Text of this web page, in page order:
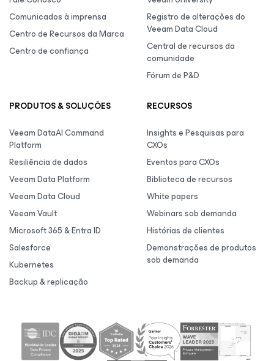
Comunicados à imprensa
Centro de Recursos da Marca
Centro de confiança
Registro de alterações do
Veeam Data Cloud
Central de recursos da
comunidade
Fórum de P&D
PRODUTOS & SOLUÇÕES
Veeam DataAI Command
Platform
Resiliência de dados
Veeam Data Platform
Veeam Data Cloud
Veeam Vault
Microsoft 365 & Entra ID
Salesforce
Kubernetes
Backup & replicação
RECURSOS
Insights e Pesquisas para
CXOs
Eventos para CXOs
Biblioteca de recursos
White papers
Webinars sob demanda
Histórias de clientes
Demonstrações de produtos
sob demanda